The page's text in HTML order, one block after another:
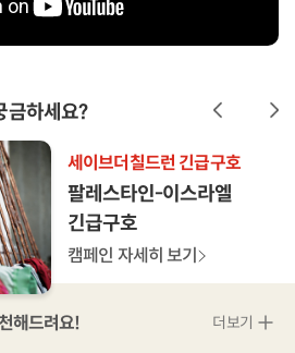
금하세요?
아이들을 구하는 긴급구호 팔찌
Save One 시즌4
캠페인 자세히 보기
세이브더칠드런 긴급구호
팔레스타인-이스라엘
긴급구호
캠페인 자세히 보기
해드려요! 더보기
베네수엘라 지진 긴급구호
39초, 두 번의 강진 잔해 속
베네수엘라 아이들을...
캠페인 자세히 보기
미얀마 지진 긴급구호
규모 7.7 강진이 덮친
미얀마 아이들을
구해주세요
캠페인 자세히 보기
주요 국가의 국제 원조 삭감
침묵의 재난
캠페인 자세히 보기
아이들을 구하는 긴급구호 팔찌
Save One 시즌4
캠페인 자세히 보기
세이브더칠드런 긴급구호
팔레스타인-이스라엘
긴급구호
캠페인 자세히 보기
해드려요! 더보기
베네수엘라 지진 긴급구호
39초, 두 번의 강진 잔해 속
베네수엘라 아이들을...
캠페인 자세히 보기
미얀마 지진 긴급구호
규모 7.7 강진이 덮친
미얀마 아이들을
구해주세요
캠페인 자세히 보기